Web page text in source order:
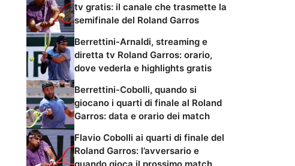
tv gratis: il canale che trasmette la
semifinale del Roland Garros
Berrettini-Arnaldi, streaming e
diretta tv Roland Garros: orario,
dove vederla e highlights gratis
Berrettini-Cobolli, quando si
giocano i quarti di finale al Roland
Garros: data e orario dei match
Flavio Cobolli ai quarti di finale del
Roland Garros: l’avversario e